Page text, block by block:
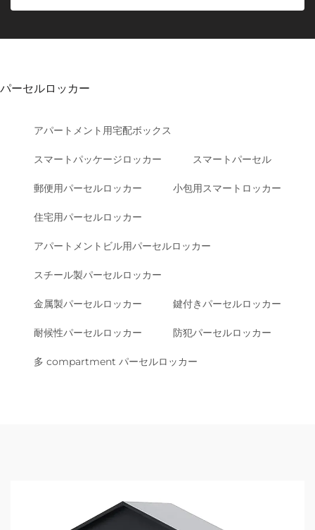
パーセルロッカー
アパートメント用宅配ボックス
スマートパッケージロッカー スマートパーセル
郵便用パーセルロッカー 小包用スマートロッカー
住宅用パーセルロッカー
アパートメントビル用パーセルロッカー
スチール製パーセルロッカー
金属製パーセルロッカー 鍵付きパーセルロッカー
耐候性パーセルロッカー 防犯パーセルロッカー
多 compartment パーセルロッカー